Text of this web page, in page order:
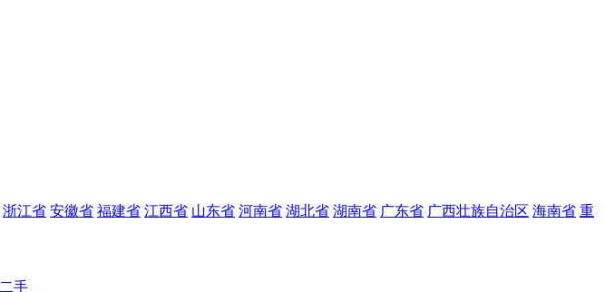
浙江省 安徽省 福建省 江西省 山东省 河南省 湖北省 湖南省 广东省 广西壮族自治区 海南省 重
二手